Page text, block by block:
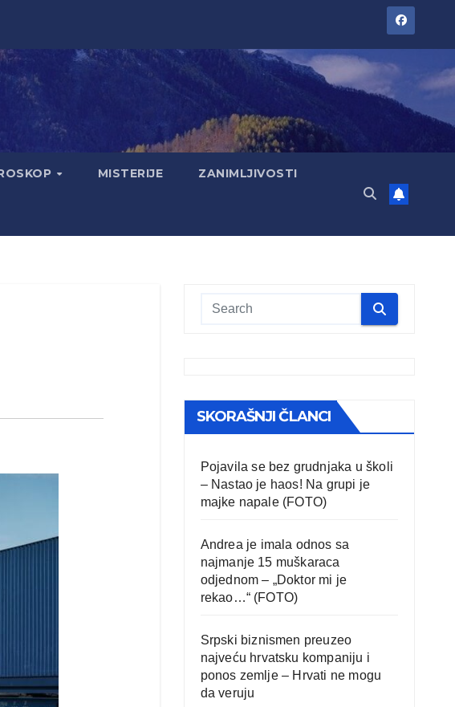
MISTERIJE ZANIMLJIVOSTI
SKORAŠNJI ČLANCI
Pojavila se bez grudnjaka u školi
– Nastao je haos! Na grupi je
majke napale (FOTO)
Andrea je imala odnos sa
najmanje 15 muškaraca
odjednom – „Doktor mi je
rekao…“ (FOTO)
Srpski biznismen preuzeo
najveću hrvatsku kompaniju i
ponos zemlje – Hrvati ne mogu
da veruju